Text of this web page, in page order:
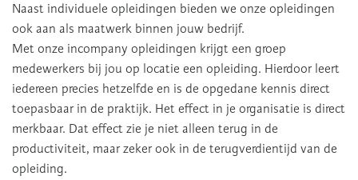
Naast individuele opleidingen bieden we onze opleidingen
ook aan als maatwerk binnen jouw bedrijf.
Met onze incompany opleidingen krijgt een groep
medewerkers bij jou op locatie een opleiding. Hierdoor leert
iedereen precies hetzelfde en is de opgedane kennis direct
toepasbaar in de praktijk. Het effect in je organisatie is direct
merkbaar. Dat effect zie je niet alleen terug in de
productiviteit, maar zeker ook in de terugverdientijd van de
opleiding.